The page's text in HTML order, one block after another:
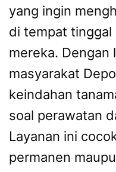
yang ingin
di tempat tinggal
mereka. Dengan
masyarakat
keindahan
soal perawatan
Layanan ini
permanen